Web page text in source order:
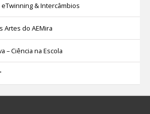
& Intercâmbios
Artes do AEMira
– Ciência na Escola